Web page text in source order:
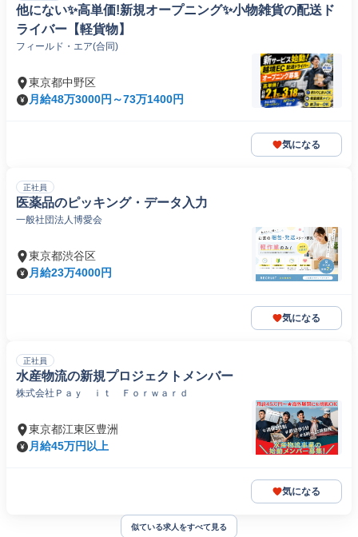
他にない✨高単価!新規オープニング✨小物雑貨の配送ド
ライバー【軽貨物】
フィールド・エア(合同)
東京都中野区
月給48万3000円～73万1400円
気になる
正社員
医薬品のピッキング・データ入力
一般社団法人博愛会
東京都渋谷区
月給23万4000円
気になる
正社員
水産物流の新規プロジェクトメンバー
株式会社Ｐａｙ ｉｔ Ｆｏｒｗａｒｄ
東京都江東区豊洲
月給45万円以上
気になる
似ている求人をすべて見る